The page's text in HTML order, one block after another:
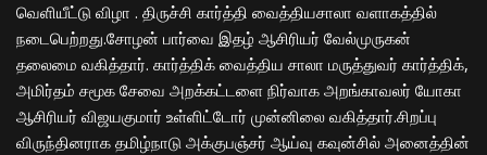
வெளியீட்டு விழா . திருச்சி கார்த்தி வைத்தியசாலா வளாகத்தில்
நடைபெற்றது.சோழன் பார்வை இதழ் ஆசிரியர் வேல்முருகன்
தலைமை வகித்தார். கார்த்திக் வைத்திய சாலா மருத்துவர் கார்த்திக்,
அமிர்தம் சமூக சேவை அறக்கட்டளை நிர்வாக அறங்காவலர் யோகா
ஆசிரியர் விஜயகுமார் உள்ளிட்டோர் முன்னிலை வகித்தார்.சிறப்பு
விருந்தினராக தமிழ்நாடு அக்குபஞ்சர் ஆய்வு கவுன்சில் அனைத்தின்